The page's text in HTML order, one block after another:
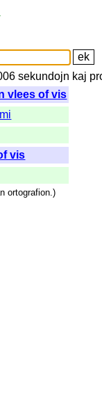
sekundojn kaj
vlees of vis
vis
ortografion.)